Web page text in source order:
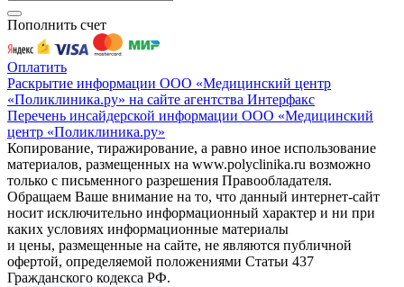
Пополнить счет
Оплатить
Раскрытие информации ООО «Медицинский центр
«Поликлиника.ру» на сайте агентства Интерфакс
Перечень инсайдерской информации ООО «Медицинский
центр «Поликлиника.ру»
Копирование, тиражирование, а равно иное использование
материалов, размещенных на www.polyclinika.ru возможно
только с письменного разрешения Правообладателя.
Обращаем Ваше внимание на то, что данный интернет-сайт
носит исключительно информационный характер и ни при
каких условиях информационные материалы
и цены, размещенные на сайте, не являются публичной
офертой, определяемой положениями Статьи 437
Гражданского кодекса РФ.